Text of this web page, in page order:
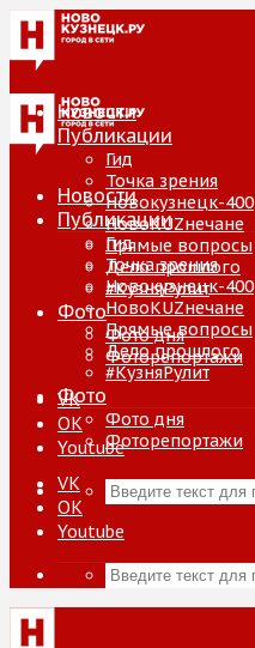
Новости
Публикации
Гид
Точка зрения
Новокузнецк-400
НовоKUZнечане
Прямые вопросы
Дело прошлого
#КузняРулит
Фото
Фото дня
Фоторепортажи
VK
ОК
Youtube
Новости
Публикации
Гид
Точка зрения
Новокузнецк-400
НовоKUZнечане
Прямые вопросы
Дело прошлого
#КузняРулит
Фото
Фото дня
Фоторепортажи
VK
ОК
Youtube